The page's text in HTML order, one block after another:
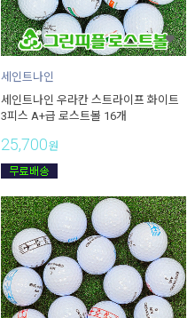
세인트나인
세인트나인 우라칸 스트라이프 화이트
3피스 A+급 로스트볼 16개
25,700원